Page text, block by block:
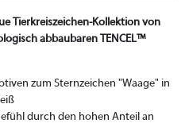
Tierkreiszeichen-Kollektion von
abbaubaren TENCEL™
zum Sternzeichen "Waage" in
durch den hohen Anteil an